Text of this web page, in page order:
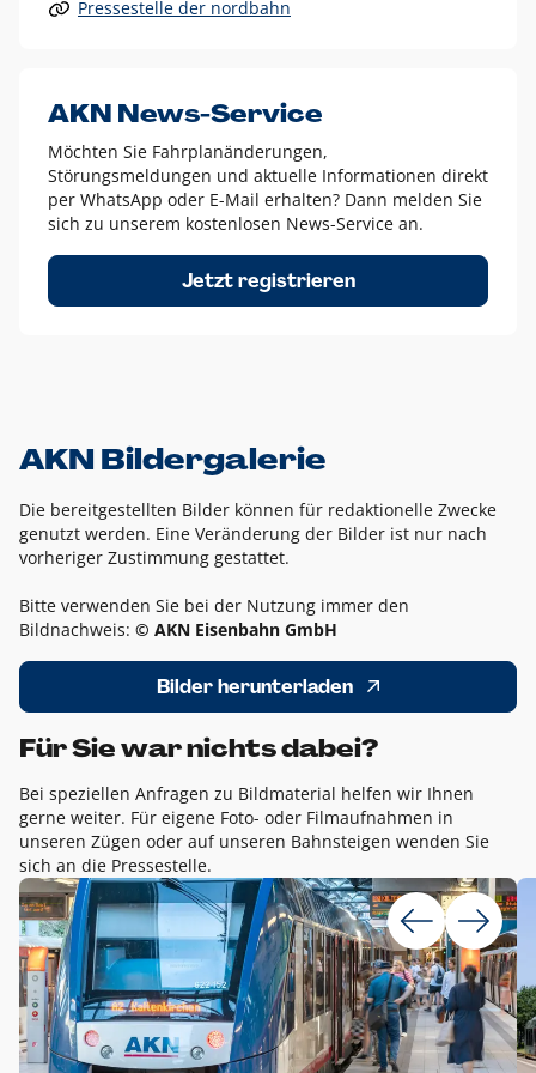
Alle anderen Logo-Varianten dürfen nur in Ausnahmefällen
Diese Ausnahmen sind zum Beispiel:
dem AKN Blau,
weißes Logo auf Fotohintergründen,
schwarzes Logo für reine Schwarz-Weiß-Umsetzungen
Um das Logo herum muss ein Schutzraum von jeweils einer
Höhe bzw. Breite des N aus AKN in alle Richtungen
Pressestelle der nordbahn
AKN News-Service
Möchten Sie Fahrplanänderungen,
Störungsmeldungen und aktuelle Informationen direkt
per WhatsApp oder E-Mail erhalten? Dann melden Sie
sich zu unserem kostenlosen News-Service an.
Jetzt registrieren
AKN Bildergalerie
Die bereitgestellten Bilder können für redaktionelle Zwecke
genutzt werden. Eine Veränderung der Bilder ist nur nach
vorheriger Zustimmung gestattet.
Bitte verwenden Sie bei der Nutzung immer den
Bildnachweis: © AKN Eisenbahn GmbH
Bilder herunterladen
Für Sie war nichts dabei?
Bei speziellen Anfragen zu Bildmaterial helfen wir Ihnen
gerne weiter. Für eigene Foto- oder Filmaufnahmen in
unseren Zügen oder auf unseren Bahnsteigen wenden Sie
sich an die Pressestelle.